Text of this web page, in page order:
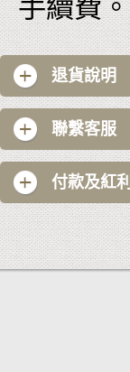
手續費。
退貨說明
聯繫客服
付款及紅利